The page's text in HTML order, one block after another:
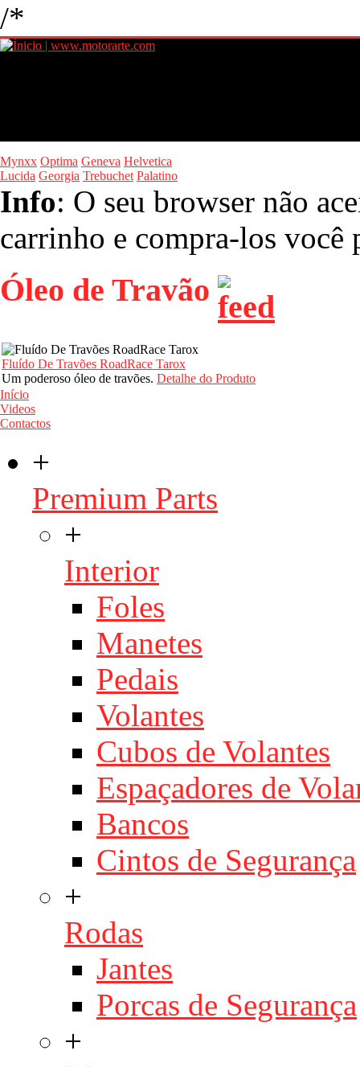
/*
Mynxx Optima Geneva Helvetica
Lucida Georgia Trebuchet Palatino
Info: O seu browser não
carrinho e compra-los você
Óleo de Travão
Fluído De Travões RoadRace Tarox
Um poderoso óleo de travões. Detalhe do Produto
Início
Videos
Contactos
+
Premium Parts
+
Interior
Foles
Manetes
Pedais
Volantes
Cubos de Volantes
Espaçadores de
Bancos
Cintos de Segurança
+
Rodas
Jantes
Porcas de Segurança
+